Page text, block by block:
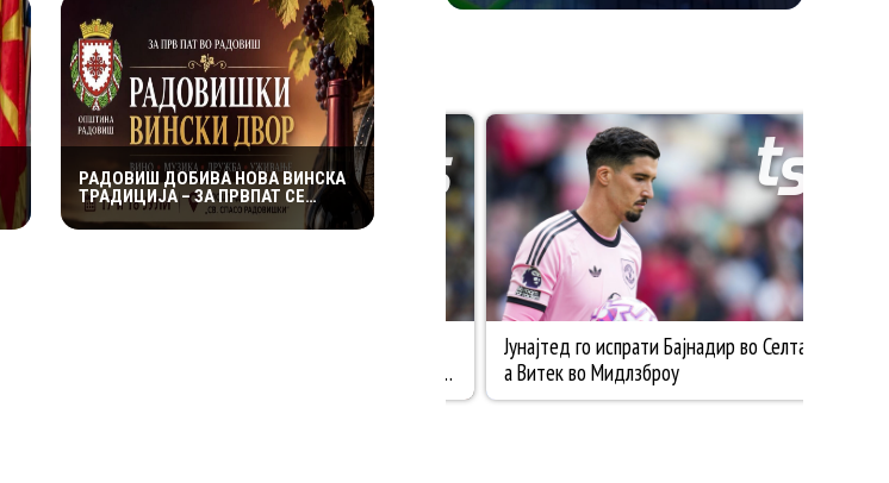
РАДОВИШ ДОБИВА НОВА ВИНСКА
ТРАДИЦИЈА – ЗА ПРВПАТ СЕ
ОРГАНИЗИРА „РАДОВИШКИ
ВИНСКИ ДВОР“
ДОБИТНИК